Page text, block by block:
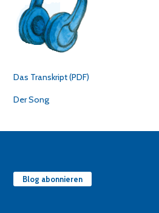
Das Transkript (PDF)
Der Song
Blog abonnieren